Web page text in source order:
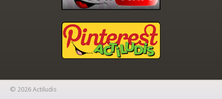
© 2026 Actiludis